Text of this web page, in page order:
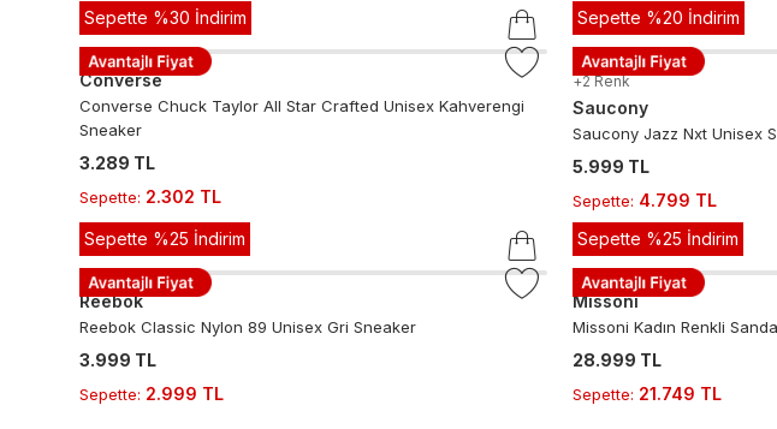
Sepette %30 İndirim
Converse
Converse Chuck Taylor All Star Crafted Unisex Kahverengi
Sneaker
3.289 TL
Sepette: 2.302 TL
Sepette %20 İndirim
+2 Renk
Saucony
Saucony Jazz Nxt Unisex
5.999 TL
Sepette: 4.799 TL
Sepette %25 İndirim
Reebok
Reebok Classic Nylon 89 Unisex Gri Sneaker
3.999 TL
Sepette: 2.999 TL
Sepette %25 İndirim
Missoni
Missoni Kadın Renkli
28.999 TL
Sepette: 21.749 TL